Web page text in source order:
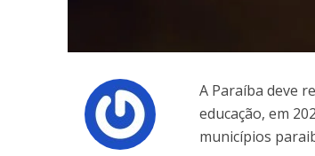
A Paraíba deve
educação, em
municípios